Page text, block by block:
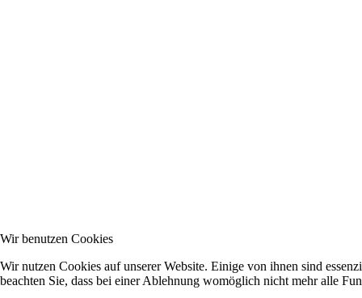
Wir benutzen Cookies
Wir nutzen Cookies auf unserer Website. Einige von ihnen sind
beachten Sie, dass bei einer Ablehnung womöglich nicht mehr alle